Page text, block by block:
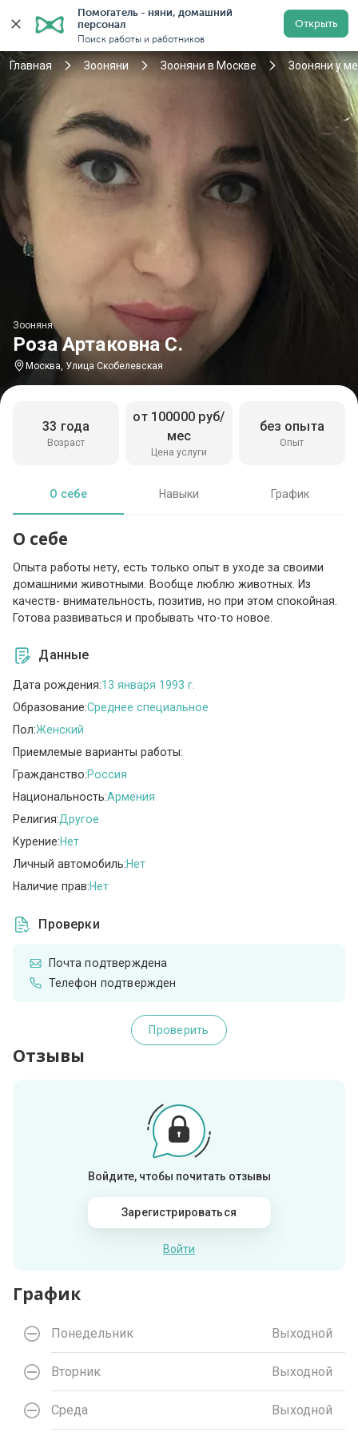
Помогатель - няни, домашний
персонал
Поиск работы и работников
Открыть
Регистрация
Главная Зооняни Зооняни в Москве Зооняни у
Роза Артаковна С.
Зооняня
Москва, Улица Скобелевская
Возраст
33 года
Цена услуги
от 100000 руб/
мес
Опыт
без опыта
О себе Навыки График
О себе
Опыта работы нету, есть только опыт в уходе за своими
домашними животными. Вообще люблю животных. Из
качеств- внимательность, позитив, но при этом спокойная.
Готова развиваться и пробывать что-то новое.
Данные
Дата рождения:13 января 1993 г.
Образование:Среднее специальное
Пол:Женский
Приемлемые варианты работы:
Гражданство:Россия
Национальность:Армения
Религия:Другое
Курение:Нет
Личный автомобиль:Нет
Наличие прав:Нет
Проверки
Почта подтверждена
Телефон подтвержден
Проверить
Отзывы
Войдите, чтобы почитать отзывы
Зарегистрироваться
Войти
График
Понедельник Выходной
Вторник Выходной
Среда Выходной